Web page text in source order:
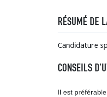
RÉSUMÉ DE
Candidature
CONSEILS
Il est